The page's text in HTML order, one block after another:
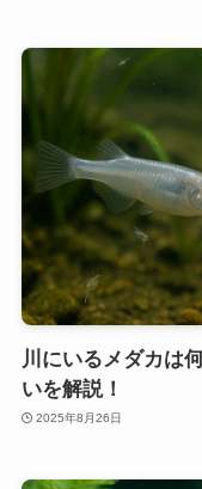
川にいるメダカは
いを解説！
2025年8月26日